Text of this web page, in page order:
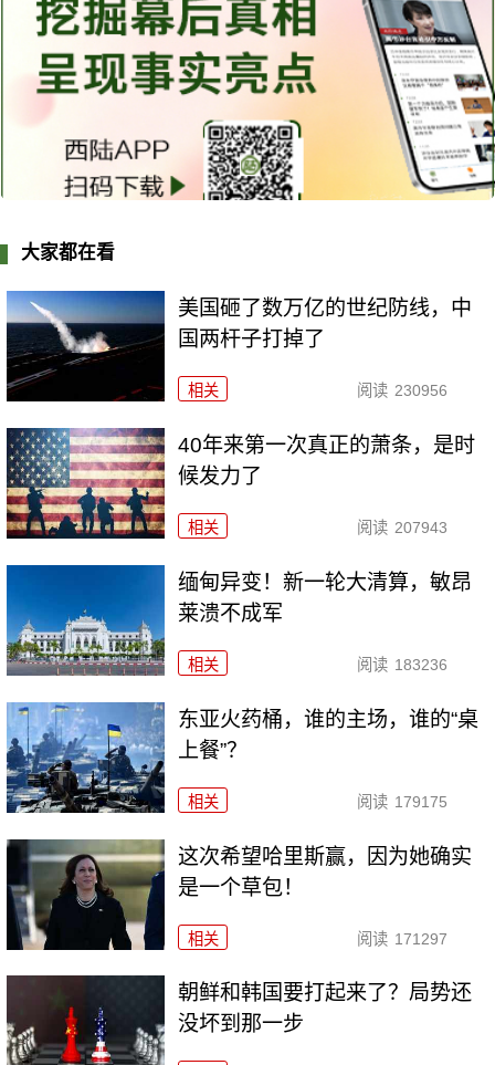
大家都在看
美国砸了数万亿的世纪防线，中
国两杆子打掉了
相关 阅读 230956
40年来第一次真正的萧条，是时
候发力了
相关 阅读 207943
缅甸异变！新一轮大清算，敏昂
莱溃不成军
相关 阅读 183236
东亚火药桶，谁的主场，谁的“桌
上餐”？
相关 阅读 179175
这次希望哈里斯赢，因为她确实
是一个草包！
相关 阅读 171297
朝鲜和韩国要打起来了？局势还
没坏到那一步